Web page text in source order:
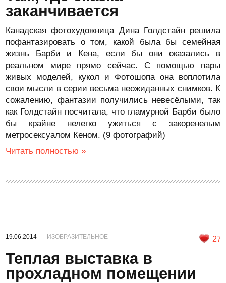
заканчивается
Канадская фотохудожница Дина Голдстайн решила
пофантазировать о том, какой была бы семейная
жизнь Барби и Кена, если бы они оказались в
реальном мире прямо сейчас. С помощью пары
живых моделей, кукол и Фотошопа она воплотила
свои мысли в серии весьма неожиданных снимков. К
сожалению, фантазии получились невесёлыми, так
как Голдстайн посчитала, что гламурной Барби было
бы крайне нелегко ужиться с закоренелым
метросексуалом Кеном. (9 фотографий)
Читать полностью »
19.06.2014 ИЗОБРАЗИТЕЛЬНОЕ 27
Теплая выставка в
прохладном помещении